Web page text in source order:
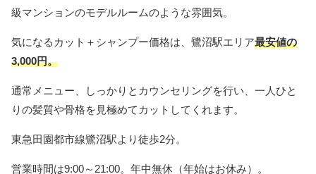
級マンションのモデルルームのような雰囲気。
気になるカット＋シャンプー価格は、鷺沼駅エリア最安値の
3,000円。
通常メニュー、しっかりとカウンセリングを行い、一人ひと
りの髪質や骨格を見極めてカットしてくれます。
東急田園都市線鷺沼駅より徒歩2分。
営業時間は9:00～21:00。年中無休（年始はお休み）。